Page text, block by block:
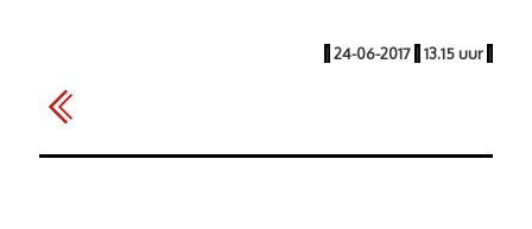
| 24-06-2017 | 13.15 uur |